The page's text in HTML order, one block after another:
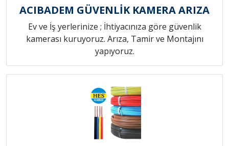
ACIBADEM GÜVENLİK KAMERA ARIZA
Ev ve İş yerlerinize ; İhtiyacınıza göre güvenlik
kamerası kuruyoruz. Arıza, Tamir ve Montajını
yapıyoruz.